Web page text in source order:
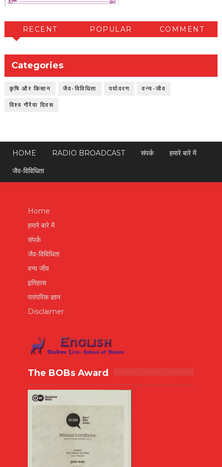
RECENT POPULAR COMMENT
Categories
कृषि और किसान जैव-विविधिता पर्यावरण वन्य-जीव
विश्व गौरैया दिवस
HOME RADIO BROADCAST संपर्क
हमारे बारे में
जैव-विविधिता
Home
हमारे बारे में
संपर्क
जैव-विविधिता
वन्य जीव
इतिहास
पारंपरिक ज्ञान
Disclaimer
The BOBs Award